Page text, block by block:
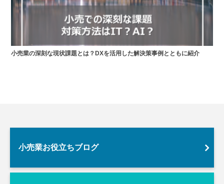
小売業の深刻な現状課題とは？DXを活用した解決策事例とともに紹介
小売業お役立ちブログ